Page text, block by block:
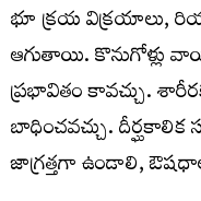
భూ క్రయ విక్రయాలు,
ఆగుతాయి. కొనుగోళ్లు
ప్రభావితం కావచ్చు.
బాధించవచ్చు.
జాగ్రత్తగా ఉండాలి,